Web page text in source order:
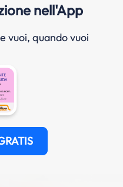
nell'App
vuoi, quando vuoi